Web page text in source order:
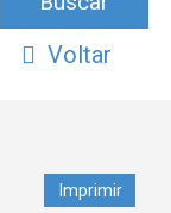
Voltar
Imprimir